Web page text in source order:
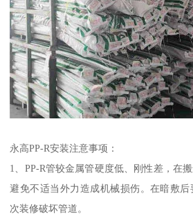
永高PP-R安装注意事项：
1、PP-R管较金属管硬度低、刚性差，在
避免不适当外力造成机械损伤。在暗敷
次装修破坏管道。